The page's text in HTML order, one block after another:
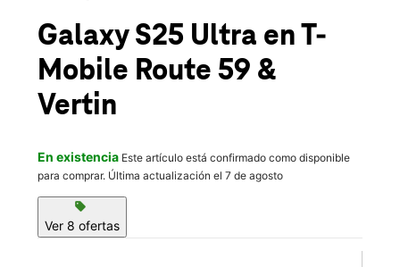
location_on
1139 Brook Forest Ave Shorewood, IL 60404
Galaxy S25 Ultra en T-
Mobile Route 59 &
Vertin
En existencia Este artículo está confirmado como disponible
para comprar. Última actualización el 7 de agosto
sell
Ver 8 ofertas